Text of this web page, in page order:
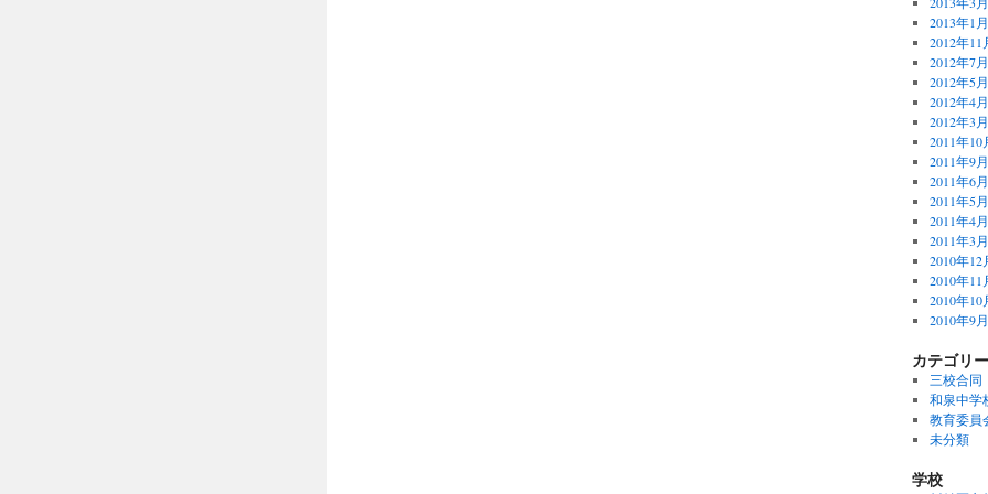
2013年1月
2012年11
2012年7月
2012年5月
2012年4月
2012年3月
2011年10
2011年9月
2011年6月
2011年5月
2011年4月
2011年3月
2010年12
2010年11
2010年10
2010年9月
カテゴリー
三校合同
和泉中学
教育委員
未分類
学校